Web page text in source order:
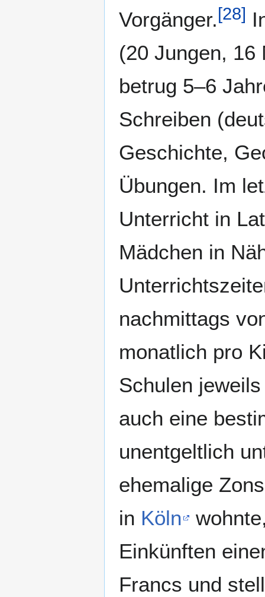
Vorgänger.[28]
(20 Jungen, 16
betrug 5–6
Schreiben
Geschichte,
Übungen. Im
Unterricht in
Mädchen in
nachmittags
monatlich pro
Schulen
auch eine
unentgeltlich
ehemalige
in Köln
Einkünften
Francs und